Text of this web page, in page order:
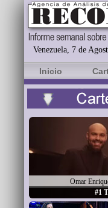
Venezuela, 7 de
Inicio
Omar
#1